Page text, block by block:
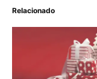
Relacionado